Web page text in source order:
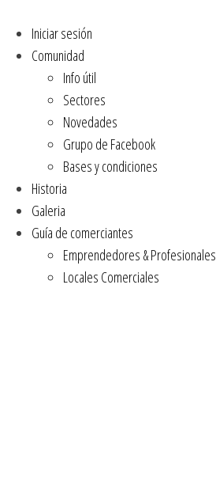
Iniciar sesión
Comunidad
Info útil
Sectores
Novedades
Grupo de Facebook
Bases y condiciones
Historia
Galeria
Guía de comerciantes
Emprendedores & Profesionales
Locales Comerciales